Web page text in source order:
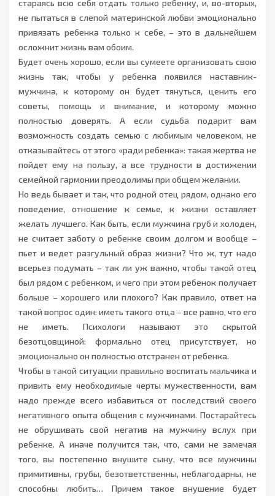
стараясь всю себя отдать только ребенку, и, во-вторых,
не пытаться в слепой материнской любви эмоционально
привязать ребенка только к себе, – это в дальнейшем
осложнит жизнь вам обоим.
Будет очень хорошо, если вы сумеете организовать свою
жизнь так, чтобы у ребенка появился наставник-
мужчина, к которому он будет тянуться, ценить его
советы, помощь и внимание, и которому можно
полностью доверять. А если судьба подарит вам
возможность создать семью с любимым человеком, не
отказывайтесь от этого «ради ребенка»: такая жертва не
пойдет ему на пользу, а все трудности в достижении
семейной гармонии преодолимы при общем желании.
Но ведь бывает и так, что родной отец рядом, однако его
поведение, отношение к семье, к жизни оставляет
желать лучшего. Как быть, если мужчина груб и холоден,
не считает заботу о ребенке своим долгом и вообще –
пьет и ведет разгульный образ жизни? Что ж, тут надо
всерьез подумать – так ли уж важно, чтобы такой отец
был рядом с ребенком, и чего при этом ребенок получает
больше – хорошего или плохого? Как правило, ответ на
такой вопрос один: иметь такого отца – все равно, что его
не иметь. Психологи называют это скрытой
безотцовщиной: формально отец присутствует, но
эмоционально он полностью отстранен от ребенка.
Чтобы в такой ситуации правильно воспитать мальчика и
привить ему необходимые черты мужественности, вам
надо прежде всего избавиться от последствий своего
негативного опыта общения с мужчинами. Постарайтесь
не обрушивать свой негатив на мужчину вслух при
ребенке. А иначе получится так, что, сами не замечая
того, вы постепенно внушите сыну, что все мужчины
примитивны, грубы, безответственны, неблагодарны, не
способны любить… Причем такое внушение будет